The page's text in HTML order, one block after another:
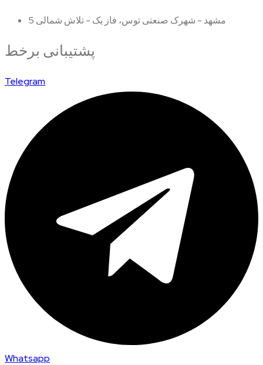
مشهد - شهرک صنعتی توس، فاز یک - تلاش شمالی 5
پشتیبانی برخط
Telegram
Whatsapp